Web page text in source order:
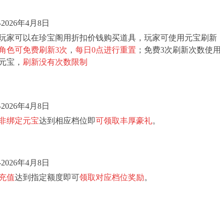
6年4月 8日
家可以在珍宝阁用折扣价钱购买道具，玩家可使用元宝刷新
色可免费刷新3次 ， 每日0点进行重置 ；免费3次刷新次数使用
宝， 刷新没有次数限制
6年4月 8日
绑定元宝达到相应档位即可领取丰厚豪礼。
6年4月 8日
值达到指定额度即可领取对应档位奖励。